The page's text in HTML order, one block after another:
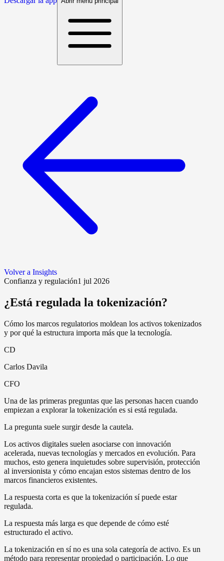
Volver a Insights
Confianza y regulación1 jul 2026
¿Está regulada la tokenización?
Cómo los marcos regulatorios moldean los activos tokenizados
y por qué la estructura importa más que la tecnología.
CD
Carlos Davila
CFO
Una de las primeras preguntas que las personas hacen cuando
empiezan a explorar la tokenización es si está regulada.
La pregunta suele surgir desde la cautela.
Los activos digitales suelen asociarse con innovación
acelerada, nuevas tecnologías y mercados en evolución. Para
muchos, esto genera inquietudes sobre supervisión, protección
al inversionista y cómo encajan estos sistemas dentro de los
marcos financieros existentes.
La respuesta corta es que la tokenización sí puede estar
regulada.
La respuesta más larga es que depende de cómo esté
estructurado el activo.
La tokenización en sí no es una sola categoría de activo. Es un
método para representar propiedad o participación. Lo que